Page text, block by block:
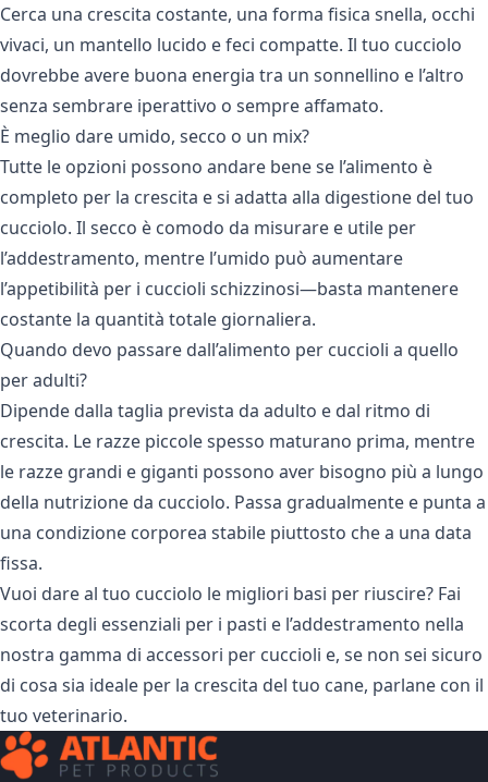
Cerca una crescita costante, una forma fisica snella, occhi
vivaci, un mantello lucido e feci compatte. Il tuo cucciolo
dovrebbe avere buona energia tra un sonnellino e l’altro
senza sembrare iperattivo o sempre affamato.
È meglio dare umido, secco o un mix?
Tutte le opzioni possono andare bene se l’alimento è
completo per la crescita e si adatta alla digestione del tuo
cucciolo. Il secco è comodo da misurare e utile per
l’addestramento, mentre l’umido può aumentare
l’appetibilità per i cuccioli schizzinosi—basta mantenere
costante la quantità totale giornaliera.
Quando devo passare dall’alimento per cuccioli a quello
per adulti?
Dipende dalla taglia prevista da adulto e dal ritmo di
crescita. Le razze piccole spesso maturano prima, mentre
le razze grandi e giganti possono aver bisogno più a lungo
della nutrizione da cucciolo. Passa gradualmente e punta a
una condizione corporea stabile piuttosto che a una data
fissa.
Vuoi dare al tuo cucciolo le migliori basi per riuscire? Fai
scorta degli essenziali per i pasti e l’addestramento nella
nostra gamma di accessori per cuccioli e, se non sei sicuro
di cosa sia ideale per la crescita del tuo cane, parlane con il
tuo veterinario.